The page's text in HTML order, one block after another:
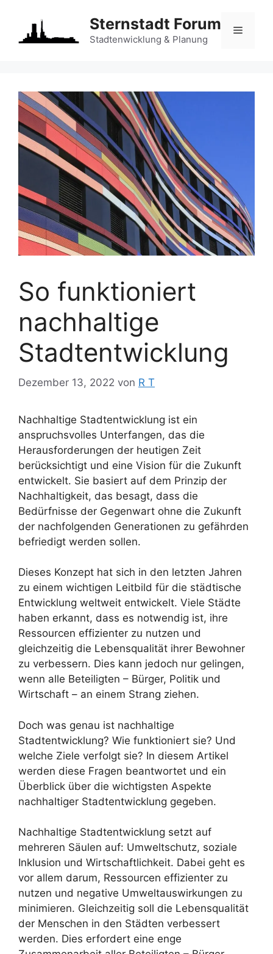
springen
Sternstadt Forum
Stadtenwicklung & Planung
Menü
So funktioniert
nachhaltige
Stadtentwicklung
Dezember 13, 2022 von R T
Nachhaltige Stadtentwicklung ist ein
anspruchsvolles Unterfangen, das die
Herausforderungen der heutigen Zeit
berücksichtigt und eine Vision für die Zukunft
entwickelt. Sie basiert auf dem Prinzip der
Nachhaltigkeit, das besagt, dass die
Bedürfnisse der Gegenwart ohne die Zukunft
der nachfolgenden Generationen zu gefährden
befriedigt werden sollen.
Dieses Konzept hat sich in den letzten Jahren
zu einem wichtigen Leitbild für die städtische
Entwicklung weltweit entwickelt. Viele Städte
haben erkannt, dass es notwendig ist, ihre
Ressourcen effizienter zu nutzen und
gleichzeitig die Lebensqualität ihrer Bewohner
zu verbessern. Dies kann jedoch nur gelingen,
wenn alle Beteiligten – Bürger, Politik und
Wirtschaft – an einem Strang ziehen.
Doch was genau ist nachhaltige
Stadtentwicklung? Wie funktioniert sie? Und
welche Ziele verfolgt sie? In diesem Artikel
werden diese Fragen beantwortet und ein
Überblick über die wichtigsten Aspekte
nachhaltiger Stadtentwicklung gegeben.
Nachhaltige Stadtentwicklung setzt auf
mehreren Säulen auf: Umweltschutz, soziale
Inklusion und Wirtschaftlichkeit. Dabei geht es
vor allem darum, Ressourcen effizienter zu
nutzen und negative Umweltauswirkungen zu
minimieren. Gleichzeitig soll die Lebensqualität
der Menschen in den Städten verbessert
werden. Dies erfordert eine enge